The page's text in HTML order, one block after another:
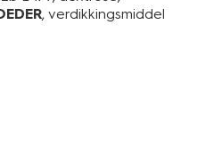
, verdikkingsmiddel